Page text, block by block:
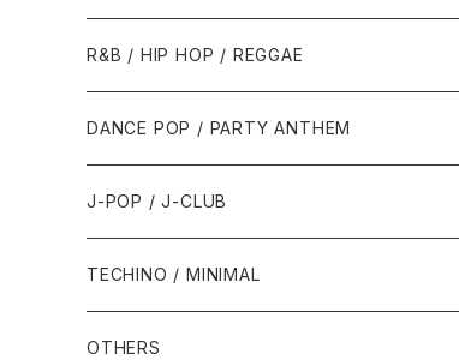
1991年
2000年
2001年
2010年代
2010年
2011年
1995年
2000年
2001年
1986年・以前
1987年
1990年代
1990年
1991年
2000年代
1990年代
1990年
1991年
2000年代
2000年
2001年
R&B / HIP HOP / REGGAE
1980年代
1985年・以前
1986年
1990年代
1990年
1991年
2000年代
2000年
DANCE POP / PARTY ANTHEM
1980年代
1988年・以前
1989年
1990年代
1990年
2000年代
J-POP / J-CLUB
1980年代
1990年代
TECHINO / MINIMAL
OTHERS